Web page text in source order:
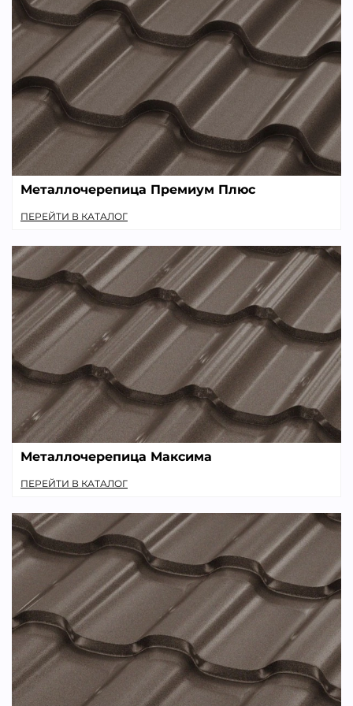
Металлочерепица Премиум Плюс
ПЕРЕЙТИ В КАТАЛОГ
Металлочерепица Максима
ПЕРЕЙТИ В КАТАЛОГ